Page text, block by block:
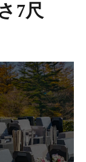
7尺